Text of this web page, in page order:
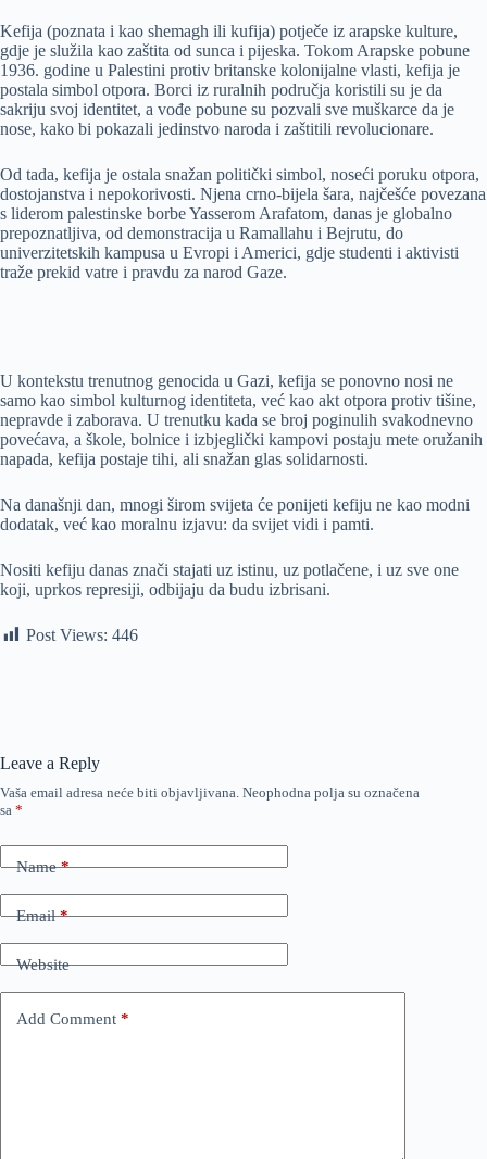
Kefija (poznata i kao shemagh ili kufija) potječe iz arapske kulture,
gdje je služila kao zaštita od sunca i pijeska. Tokom Arapske pobune
1936. godine u Palestini protiv britanske kolonijalne vlasti, kefija je
postala simbol otpora. Borci iz ruralnih područja koristili su je da
sakriju svoj identitet, a vođe pobune su pozvali sve muškarce da je
nose, kako bi pokazali jedinstvo naroda i zaštitili revolucionare.
Od tada, kefija je ostala snažan politički simbol, noseći poruku otpora,
dostojanstva i nepokorivosti. Njena crno-bijela šara, najčešće povezana
s liderom palestinske borbe Yasserom Arafatom, danas je globalno
prepoznatljiva, od demonstracija u Ramallahu i Bejrutu, do
univerzitetskih kampusa u Evropi i Americi, gdje studenti i aktivisti
traže prekid vatre i pravdu za narod Gaze.
U kontekstu trenutnog genocida u Gazi, kefija se ponovno nosi ne
samo kao simbol kulturnog identiteta, već kao akt otpora protiv tišine,
nepravde i zaborava. U trenutku kada se broj poginulih svakodnevno
povećava, a škole, bolnice i izbjeglički kampovi postaju mete oružanih
napada, kefija postaje tihi, ali snažan glas solidarnosti.
Na današnji dan, mnogi širom svijeta će ponijeti kefiju ne kao modni
dodatak, već kao moralnu izjavu: da svijet vidi i pamti.
Nositi kefiju danas znači stajati uz istinu, uz potlačene, i uz sve one
koji, uprkos represiji, odbijaju da budu izbrisani.
Post Views: 446
Leave a Reply
Vaša email adresa neće biti objavljivana. Neophodna polja su označena
sa *
Name*
Email*
Website
Add Comment *